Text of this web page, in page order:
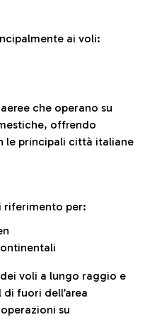
ai voli:
che operano su
offrendo
le principali città italiane
riferimento per:
voli a lungo raggio e
fuori dell’area
su